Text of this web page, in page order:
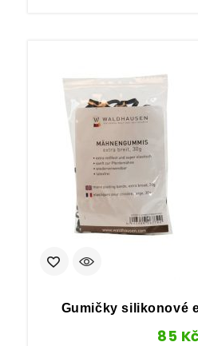
Gumičky silikonové
85